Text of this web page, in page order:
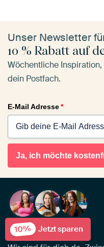
Unser Newsletter
10 % Rabatt auf
Wöchentliche
dein Postfach.
E-Mail Adresse*
Ja, ich möchte
Kundenservice
10% Jetzt sparen